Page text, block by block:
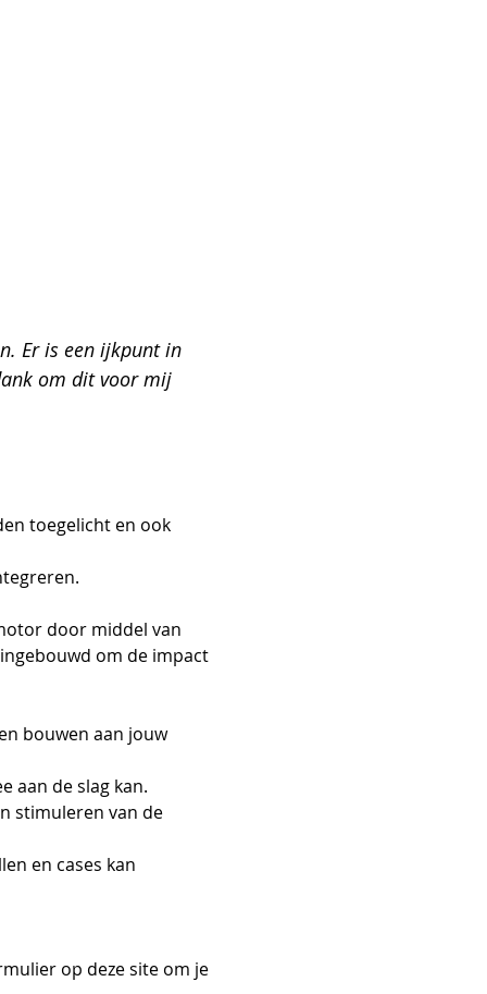
Er is een ijkpunt in
om dit voor mij
toegelicht en ook
door middel van
om de impact
bouwen aan jouw
aan de slag kan.
stimuleren van de
en cases kan
op deze site om je